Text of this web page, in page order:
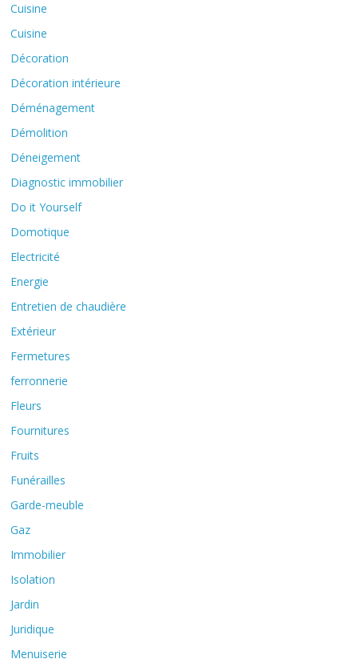
Cuisine
Cuisine
Décoration
Décoration intérieure
Déménagement
Démolition
Déneigement
Diagnostic immobilier
Do it Yourself
Domotique
Electricité
Energie
Entretien de chaudière
Extérieur
Fermetures
ferronnerie
Fleurs
Fournitures
Fruits
Funérailles
Garde-meuble
Gaz
Immobilier
Isolation
Jardin
Juridique
Menuiserie